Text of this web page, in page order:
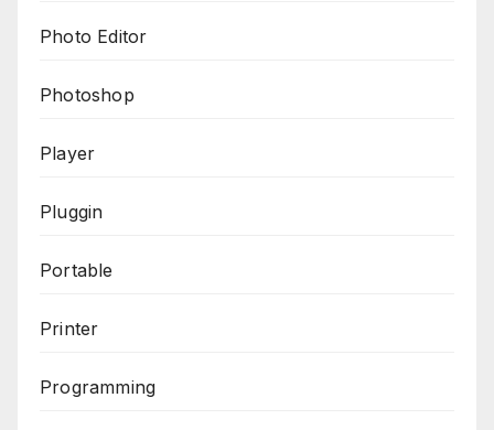
Photo Editor
Photoshop
Player
Pluggin
Portable
Printer
Programming